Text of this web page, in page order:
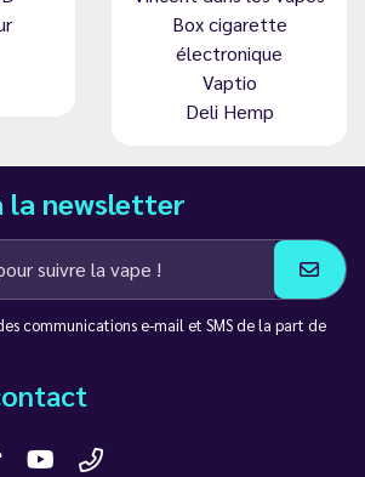
Box cigarette
électronique
Vaptio
Deli Hemp
la newsletter
communications e-mail et SMS de la part de